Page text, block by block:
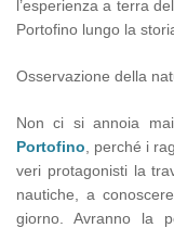
l’esperienza a terra
Portofino lungo la
Osservazione della
Non ci si annoia
Portofino , perché i
veri protagonisti la
nautiche, a
giorno. Avranno la